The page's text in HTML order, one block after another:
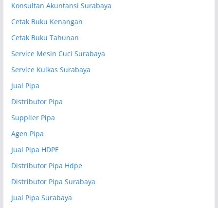
Konsultan Akuntansi Surabaya
Cetak Buku Kenangan
Cetak Buku Tahunan
Service Mesin Cuci Surabaya
Service Kulkas Surabaya
Jual Pipa
Distributor Pipa
Supplier Pipa
Agen Pipa
Jual Pipa HDPE
Distributor Pipa Hdpe
Distributor Pipa Surabaya
Jual Pipa Surabaya